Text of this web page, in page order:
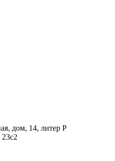
дом, 14, литер Р